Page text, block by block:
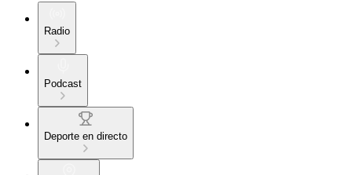
Radio
Podcast
Deporte en directo